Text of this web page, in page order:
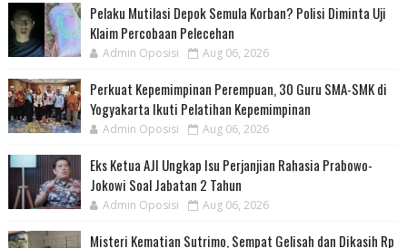
Pelaku Mutilasi Depok Semula Korban? Polisi Diminta Uji
Klaim Percobaan Pelecehan
Admin Oposisi Aug 06, 2026
Perkuat Kepemimpinan Perempuan, 30 Guru SMA-SMK di
Yogyakarta Ikuti Pelatihan Kepemimpinan
Admin Oposisi Aug 06, 2026
Eks Ketua AJI Ungkap Isu Perjanjian Rahasia Prabowo-
Jokowi Soal Jabatan 2 Tahun
Admin Oposisi Aug 06, 2026
Misteri Kematian Sutrimo, Sempat Gelisah dan Dikasih Rp